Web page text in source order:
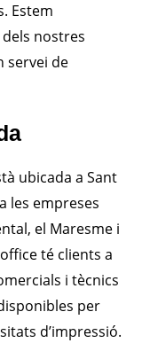
Estem
nostres
servei de
ubicada a Sant
les empreses
el Maresme i
té clients a
i tècnics
per
d’impressió.